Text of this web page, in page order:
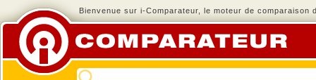
Bienvenue sur i-Comparateur, le moteur de comparaison